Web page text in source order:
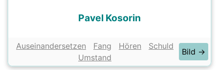
Pavel Kosorin
Auseinandersetzen Fang Hören
Schuld
Umstand
Bild →